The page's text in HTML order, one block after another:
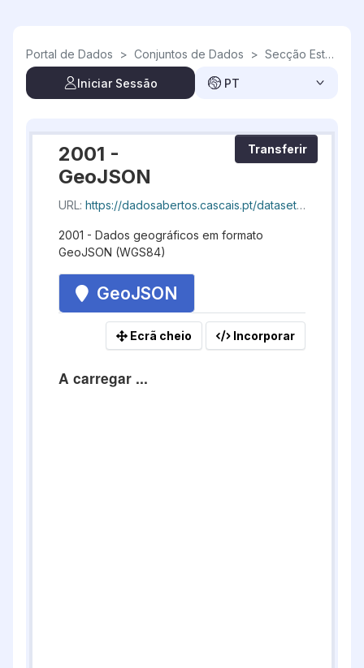
Portal de Dados > Conjuntos de Dados > Secção Estatística
Iniciar Sessão PT
Transferir
2001 -
GeoJSON
URL: https://dadosabertos.cascais.pt/dataset/f7ec947d-63cd-4574-b6ef-41102734431e/resource/82c1b3ae-6e77-439a-850b-f095fc2df3db/download/geocascais-seccaoestatistica_20260809_195135.geojson
2001 - Dados geográficos em formato
GeoJSON (WGS84)
GeoJSON
Ecrã cheio Incorporar